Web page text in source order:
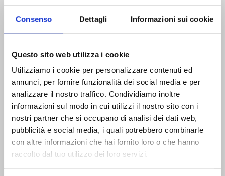
Consenso Dettagli Informazioni sui cookie
Questo sito web utilizza i cookie
Utilizziamo i cookie per personalizzare contenuti ed
annunci, per fornire funzionalità dei social media e per
analizzare il nostro traffico. Condividiamo inoltre
informazioni sul modo in cui utilizzi il nostro sito con i
nostri partner che si occupano di analisi dei dati web,
pubblicità e social media, i quali potrebbero combinarle
con altre informazioni che hai fornito loro o che hanno
raccolto dal tuo utilizzo dei loro servizi.
organize your visit.
Offices and contacts How to reach Livorno
Public trasportation